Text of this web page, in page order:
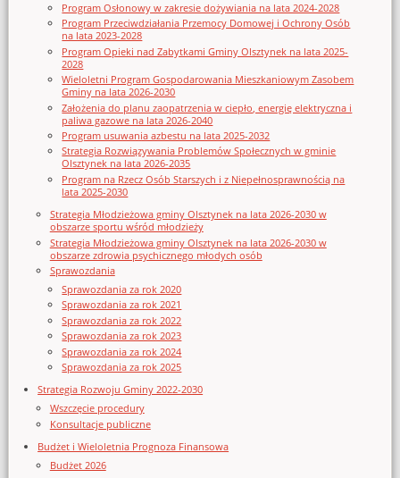
Program Osłonowy w zakresie dożywiania na lata 2024-2028
Program Przeciwdziałania Przemocy Domowej i Ochrony Osób
na lata 2023-2028
Program Opieki nad Zabytkami Gminy Olsztynek na lata 2025-
2028
Wieloletni Program Gospodarowania Mieszkaniowym Zasobem
Gminy na lata 2026-2030
Założenia do planu zaopatrzenia w ciepło, energię elektryczna i
paliwa gazowe na lata 2026-2040
Program usuwania azbestu na lata 2025-2032
Strategia Rozwiązywania Problemów Społecznych w gminie
Olsztynek na lata 2026-2035
Program na Rzecz Osób Starszych i z Niepełnosprawnością na
lata 2025-2030
Strategia Młodzieżowa gminy Olsztynek na lata 2026-2030 w
obszarze sportu wśród młodzieży
Strategia Młodzieżowa gminy Olsztynek na lata 2026-2030 w
obszarze zdrowia psychicznego młodych osób
Sprawozdania
Sprawozdania za rok 2020
Sprawozdania za rok 2021
Sprawozdania za rok 2022
Sprawozdania za rok 2023
Sprawozdania za rok 2024
Sprawozdania za rok 2025
Strategia Rozwoju Gminy 2022-2030
Wszczęcie procedury
Konsultacje publiczne
Budżet i Wieloletnia Prognoza Finansowa
Budżet 2026